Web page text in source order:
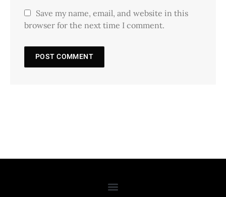
Save my name, email, and website in this
browser for the next time I comment.